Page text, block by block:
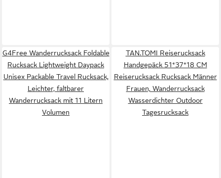
G4Free Wanderrucksack Foldable
Rucksack Lightweight Daypack
Unisex Packable Travel Rucksack,
Leichter, faltbarer
Wanderrucksack mit 11 Litern
Volumen
TAN.TOMI Reiserucksack
Handgepäck 51*37*18 CM
Reiserucksack Rucksack Männer
Frauen, Wanderrucksack
Wasserdichter Outdoor
Tagesrucksack